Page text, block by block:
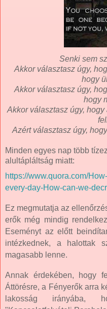
Senki sem
Akkor választasz úgy,
hogy
Akkor választasz úgy,
hogy
Akkor választasz úgy,
Azért választasz úgy,
Minden egyes nap több
alultápláltság miatt:
https://www.quora.com/
every-day-How-can-we-
Ez megmutatja az
erők még mindig
Eseményt az előtt
intézkednek, a halottak
magasabb lenne.
Annak érdekében, hogy
Áttörésre, a Fényerők arra
lakosság irányába,